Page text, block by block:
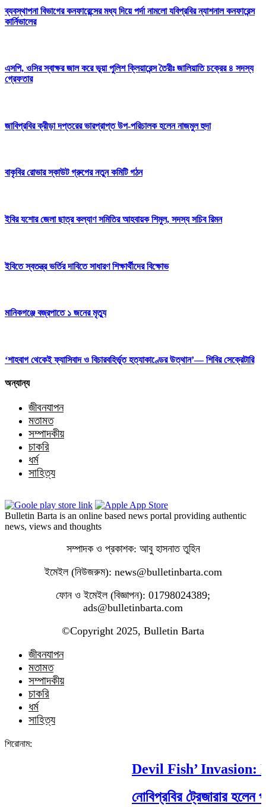
ব্যবস্থাপনা বিভাগের কনফারেন্সের মধ্য দিয়ে পর্দা নামলো যবিপ্রবির ন্যাশনাল কনফারেন্স
কার্নিভালের
এসপি, ওসির স্বাক্ষর জাল করে ভূয়া পুলিশ ক্লিয়ারেন্স তৈরীঃ জালিয়াতি চক্রের ৪ সদস্য
গ্রেফতার
জাবিপ্রবির ক্রীড়া দপ্তরের ভারপ্রাপ্ত উপ-পরিচালক হলেন নাজমুল হুদা
বাকৃবির রোভার স্কাউট গ্রুপের নতুন কমিটি গঠন
ইবির যশোর জেলা ছাত্র কল্যাণ সমিতির আহবায়ক শিমুল, সদস্য সচিব রিমন
ইবিতে স্বতন্ত্র ভর্তির দাবিতে সাধারণ শিক্ষার্থীদের বিক্ষোভ
মানিকগঞ্জে বজ্রপাতে ১ জনের মৃত্যু
‘শাহবাগ থেকেই ফ্যাসিবাদ ও বিচারবহির্ভূত হত্যাকাণ্ডের উত্থান’— শিবির সেক্রেটারি
অন্যান্য
জীবনযাপন
মতামত
সম্পাদকীয়
চাকরি
ধর্ম
সাহিত্য
Bulletin Barta is an online based news portal providing authentic
news, views and thoughts
সম্পাদক ও প্রকাশক: আবু হাসনাত তুহিন
ইমেইল (নিউজরুম): news@bulletinbarta.com
ফোন ও ইমেইল (বিজ্ঞাপন): 01798024389;
ads@bulletinbarta.com
©️Copyright 2025, Bulletin Barta
জীবনযাপন
মতামত
সম্পাদকীয়
চাকরি
ধর্ম
সাহিত্য
শিরোনাম:
Devil Fish’ Invasion:
নোবিপ্রবির ট্রেজারার হলেন